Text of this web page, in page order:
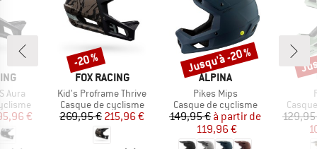
Aura
réduit
€
MARQUE
FOX RACING
Article
Kid's Proframe Thrive
Product group
Casque de cyclisme
Prix
269,95 €Prix réduit
215,96 €
Remise
-20 %
MARQUE
ALPINA
Article
Pikes Mips
Product group
Casque de cyclisme
Prix
149,95 € Prix réduit
à partir de
119,96 €
Remise
Jusqu'à -20 %